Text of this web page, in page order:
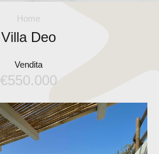
Home
Villa Deo
Vendita
€550.000